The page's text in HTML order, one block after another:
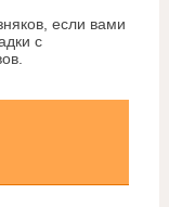
если вами
с